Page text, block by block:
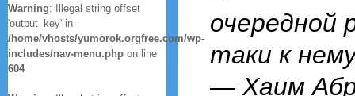
Warning: Illegal string offset
'output_key' in
/home/vhosts/yumorok.orgfree.com/wp-
includes/nav-menu.php on line
604
очередной
таки к
— Хаим